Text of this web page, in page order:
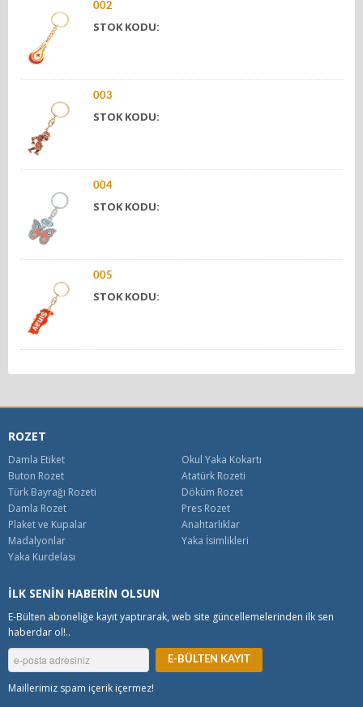
002
STOK KODU:
003
STOK KODU:
004
STOK KODU:
005
STOK KODU:
ROZET
Damla Etiket
Okul Yaka Kokartı
Buton Rozet
Atatürk Rozeti
Türk Bayrağı Rozeti
Döküm Rozet
Damla Rozet
Pres Rozet
Plaket ve Kupalar
Anahtarlıklar
Madalyonlar
Yaka İsimlikleri
Yaka Kurdelası
İLK SENİN HABERİN OLSUN
E-Bülten aboneliğe kayıt yaptırarak, web site güncellemelerinden ilk sen
haberdar ol!..
Maillerimiz spam içerik içermez!